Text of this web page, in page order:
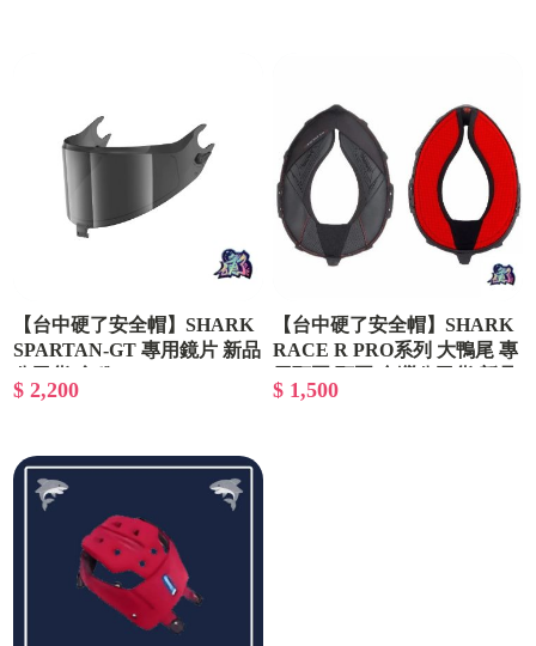
【台中硬了安全帽】SHARK
SPARTAN-GT 專用鏡片 新品
$ 2,200
【台中硬了安全帽】SHARK
RACE R PRO系列 大鴨尾 專
$ 1,500